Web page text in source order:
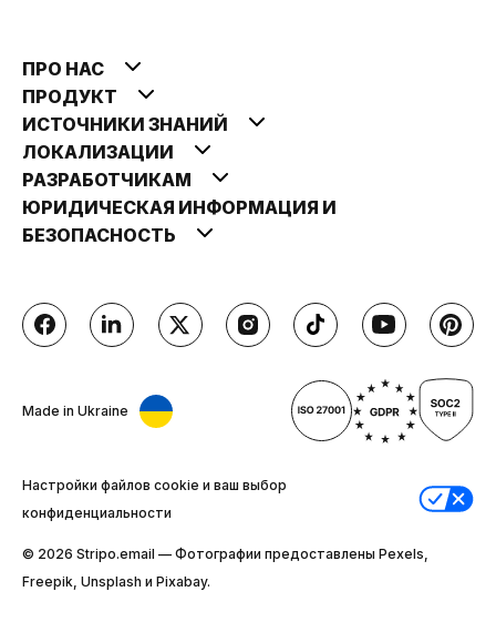
ПРО НАС
ПРОДУКТ
ИСТОЧНИКИ ЗНАНИЙ
ЛОКАЛИЗАЦИИ
РАЗРАБОТЧИКАМ
ЮРИДИЧЕСКАЯ ИНФОРМАЦИЯ И
БЕЗОПАСНОСТЬ
Made in Ukraine
Настройки файлов cookie и ваш выбор
конфиденциальности
© 2026 Stripо.email — Фотографии предоставлены Pexels,
Freepik, Unsplash и Pixabay.